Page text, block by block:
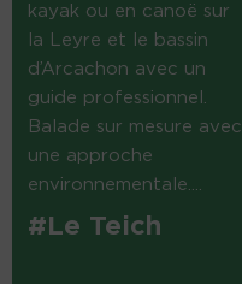
kayak ou en canoë sur
la Leyre et le bassin
d’Arcachon avec un
guide professionnel.
Balade sur mesure avec
une approche
environnementale....
#Le Teich